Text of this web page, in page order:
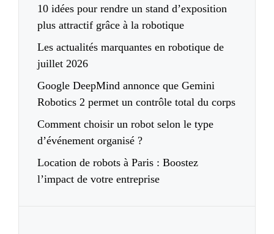
10 idées pour rendre un stand d’exposition
plus attractif grâce à la robotique
Les actualités marquantes en robotique de
juillet 2026
Google DeepMind annonce que Gemini
Robotics 2 permet un contrôle total du corps
Comment choisir un robot selon le type
d’événement organisé ?
Location de robots à Paris : Boostez
l’impact de votre entreprise